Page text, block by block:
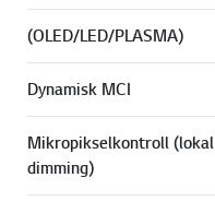
(OLED/LED/PLASMA)
Dynamisk MCI
Mikropikselkontroll (lokal
dimming)